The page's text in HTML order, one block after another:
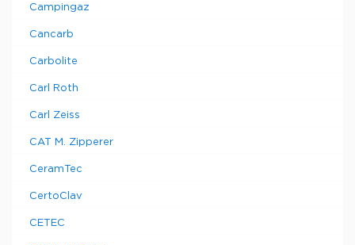
Campingaz
Cancarb
Carbolite
Carl Roth
Carl Zeiss
CAT M. Zipperer
CeramTec
CertoClav
CETEC